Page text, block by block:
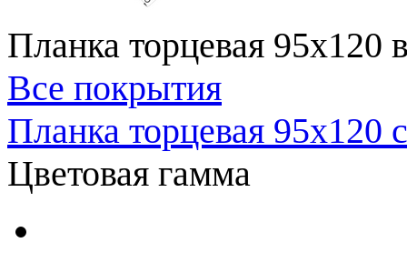
Планка торцевая 95x120
Все покрытия
Планка торцевая 95x120
Цветовая гамма